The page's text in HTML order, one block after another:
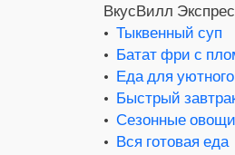
ВкусВилл
• Тыквенный суп
• Батат фри с
• Еда для
• Быстрый
• Сезонные овощи
• Вся готовая еда